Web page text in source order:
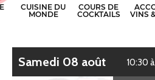
samedi 08 août 10:30